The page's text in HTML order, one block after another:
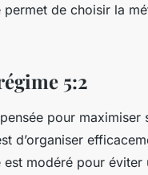
de choisir la
5:2
pour maximiser
d’organiser
est modéré pour éviter